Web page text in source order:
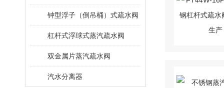
钟型浮子（倒吊桶）式疏水阀
杠杆式浮球式蒸汽疏水阀
双金属片蒸汽疏水阀
汽水分离器